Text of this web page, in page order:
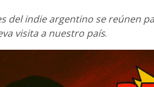
del indie argentino se reúnen
visita a nuestro país.